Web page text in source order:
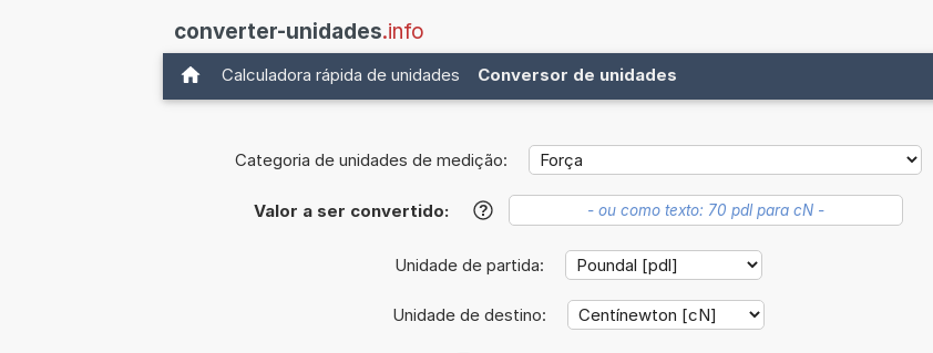
converter-unidades.info
Calculadora rápida de unidades Conversor de unidades
Categoria de unidades de medição:
Valor a ser convertido: ?
Unidade de partida:
Unidade de destino: